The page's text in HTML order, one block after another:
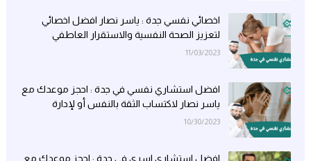
اخصائي نفسي جدة : ياسر نصار افضل اخصائي
لتعزيز الصحة النفسية والاستقرار العاطفي
11/03/2023
افضل استشاري نفسي في جدة : احجز موعدك مع
ياسر نصار لاكتساب الثقة بالنفس أو لإدارة
مخاوفك
10/30/2023
افضل استشاري اسري في جدة : احجز موعدك مع